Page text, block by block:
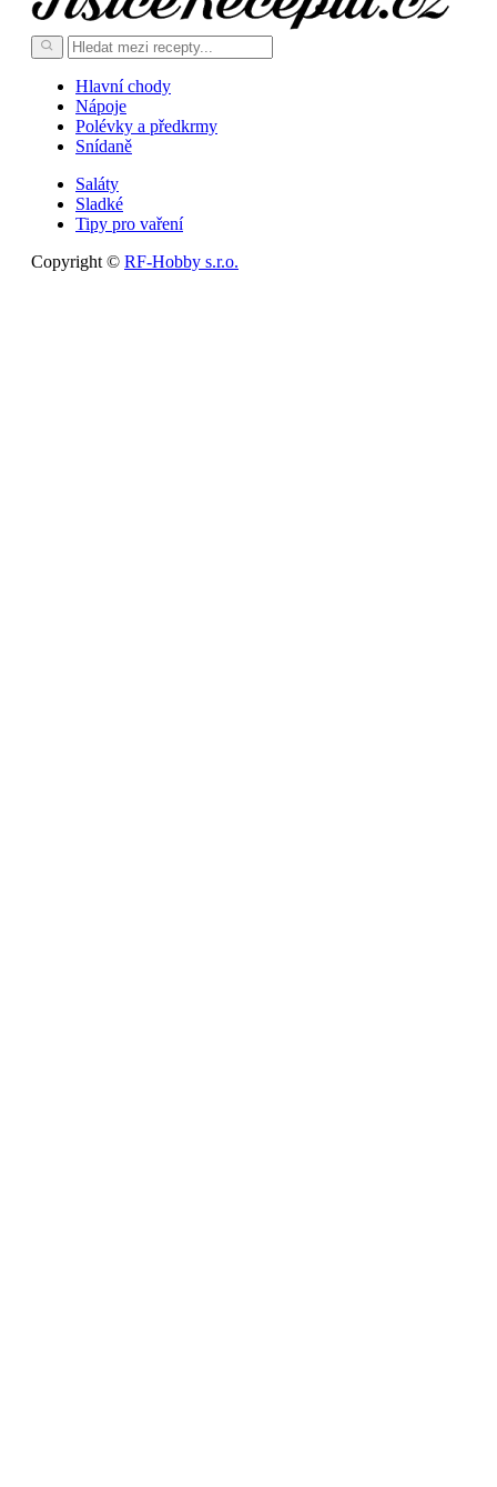
Hlavní chody
Nápoje
Polévky a předkrmy
Snídaně
Saláty
Sladké
Tipy pro vaření
Copyright © RF-Hobby s.r.o.